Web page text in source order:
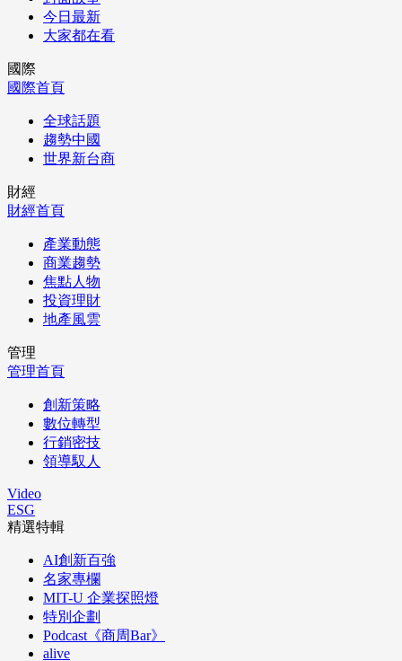
今日最新
大家都在看
國際
國際首頁
全球話題
趨勢中國
世界新台商
財經
財經首頁
產業動態
商業趨勢
焦點人物
投資理財
地產風雲
管理
管理首頁
創新策略
數位轉型
行銷密技
領導馭人
Video
ESG
精選特輯
AI創新百強
名家專欄
MIT-U 企業探照燈
特別企劃
Podcast《商周Bar》
alive